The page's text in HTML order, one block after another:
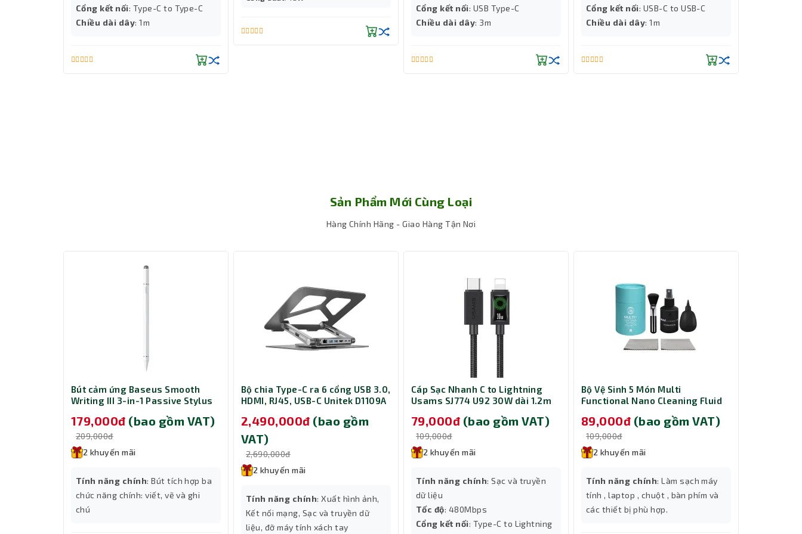
Cổng kết nối: Type-C to Type-C
Chiều dài dây: 1m
Cổng kết nối: USB Type-C
Chiều dài dây: 3m
Cổng kết nối: USB-C to USB-C
Chiều dài dây: 1m
Sản Phẩm Mới Cùng Loại
Hàng Chính Hãng - Giao Hàng Tận Nơi
Bút cảm ứng Baseus Smooth
Writing III 3-in-1 Passive Stylus
White (LVN080-NM-WH)
179,000đ (bao gồm VAT)
209,000đ
2 khuyến mãi
Tính năng chính: Bút tích hợp ba
chức năng chính: viết, vẽ và ghi
chú
Bộ chia Type-C ra 6 cổng USB 3.0,
HDMI, RJ45, USB-C Unitek D1109A
2,490,000đ (bao gồm
VAT)
2,690,000đ
2 khuyến mãi
Tính năng chính: Xuất hình ảnh,
Kết nối mạng, Sạc và truyền dữ
liệu, đỡ máy tính xách tay
Cáp Sạc Nhanh C to Lightning
Usams SJ774 U92 30W dài 1.2m
79,000đ (bao gồm VAT)
109,000đ
2 khuyến mãi
Tính năng chính: Sạc và truyền
dữ liệu
Tốc độ: 480Mbps
Cổng kết nối: Type-C to Lightning
Bộ Vệ Sinh 5 Món Multi
Functional Nano Cleaning Fluid
89,000đ (bao gồm VAT)
109,000đ
2 khuyến mãi
Tính năng chính: Làm sạch máy
tính , laptop , chuột , bàn phím và
các thiết bị phù hợp.